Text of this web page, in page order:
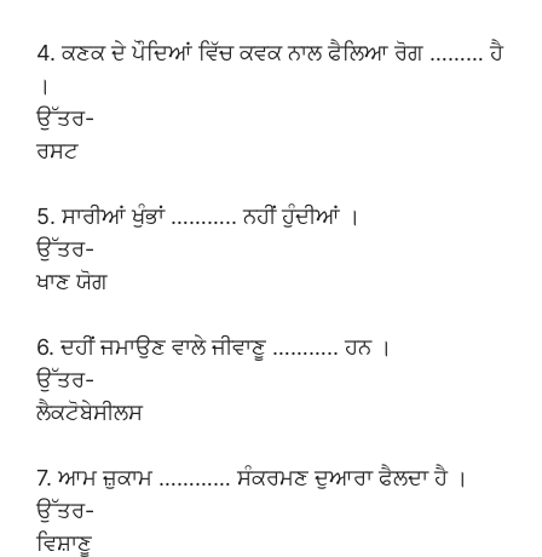
4. ਕਣਕ ਦੇ ਪੌਦਿਆਂ ਵਿੱਚ ਕਵਕ ਨਾਲ ਫੈਲਿਆ ਰੋਗ ……… ਹੈ
।
ਉੱਤਰ-
ਰਸਟ
5. ਸਾਰੀਆਂ ਖੁੰਭਾਂ ……….. ਨਹੀਂ ਹੁੰਦੀਆਂ ।
ਉੱਤਰ-
ਖਾਣ ਯੋਗ
6. ਦਹੀਂ ਜਮਾਉਣ ਵਾਲੇ ਜੀਵਾਣੂ ……….. ਹਨ ।
ਉੱਤਰ-
ਲੈਕਟੋਬੇਸੀਲਸ
7. ਆਮ ਜ਼ੁਕਾਮ ………… ਸੰਕਰਮਣ ਦੁਆਰਾ ਫੈਲਦਾ ਹੈ ।
ਉੱਤਰ-
ਵਿਸ਼ਾਣੂ